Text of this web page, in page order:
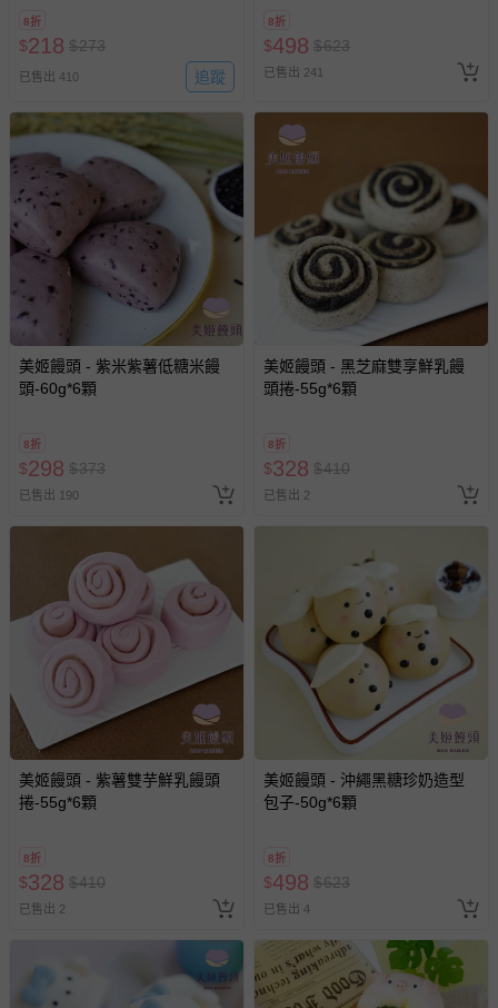
8折
$218 $273
已售出 410 追蹤
8折
$498 $623
已售出 241
美姬饅頭 - 紫米紫薯低糖米饅
頭-60g*6顆
8折
$298 $373
已售出 190
美姬饅頭 - 黑芝麻雙享鮮乳饅
頭捲-55g*6顆
8折
$328 $410
已售出 2
美姬饅頭 - 紫薯雙芋鮮乳饅頭
捲-55g*6顆
8折
$328 $410
已售出 2
美姬饅頭 - 沖繩黑糖珍奶造型
包子-50g*6顆
8折
$498 $623
已售出 4